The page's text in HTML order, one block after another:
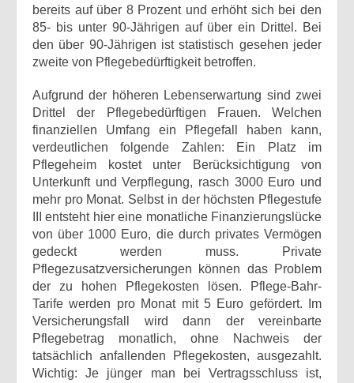
bereits auf über 8 Prozent und erhöht sich bei den
85- bis unter 90-Jährigen auf über ein Drittel. Bei
den über 90-Jährigen ist statistisch gesehen jeder
zweite von Pflegebedürftigkeit betroffen.
Aufgrund der höheren Lebenserwartung sind zwei
Drittel der Pflegebedürftigen Frauen. Welchen
finanziellen Umfang ein Pflegefall haben kann,
verdeutlichen folgende Zahlen: Ein Platz im
Pflegeheim kostet unter Berücksichtigung von
Unterkunft und Verpflegung, rasch 3000 Euro und
mehr pro Monat. Selbst in der höchsten Pflegestufe
III entsteht hier eine monatliche Finanzierungslücke
von über 1000 Euro, die durch privates Vermögen
gedeckt werden muss. Private
Pflegezusatzversicherungen können das Problem
der zu hohen Pflegekosten lösen. Pflege-Bahr-
Tarife werden pro Monat mit 5 Euro gefördert. Im
Versicherungsfall wird dann der vereinbarte
Pflegebetrag monatlich, ohne Nachweis der
tatsächlich anfallenden Pflegekosten, ausgezahlt.
Wichtig: Je jünger man bei Vertragsschluss ist,